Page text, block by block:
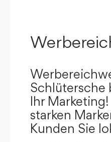
Schlütersche
Ihr
starken
Kunden Sie